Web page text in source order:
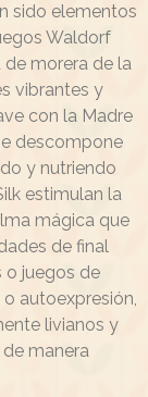
sido elementos
Waldorf
morera de la
vibrantes y
con la Madre
descompone
y nutriendo
estimulan la
mágica que
de final
o juegos de
autoexpresión,
livianos y
manera